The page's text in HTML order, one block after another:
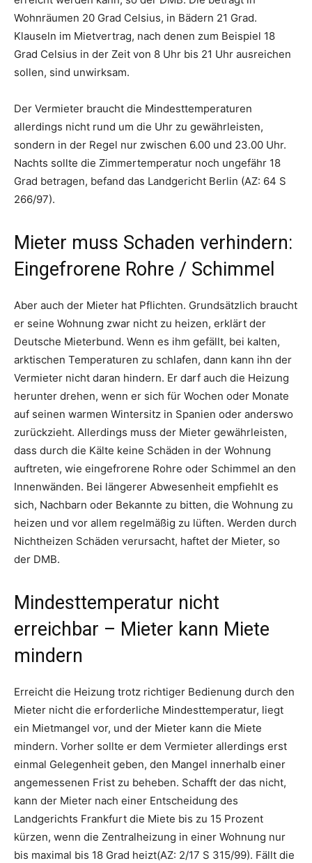
Wohnräumen 20 Grad Celsius, in Bädern 21 Grad.
Klauseln im Mietvertrag, nach denen zum Beispiel 18
Grad Celsius in der Zeit von 8 Uhr bis 21 Uhr ausreichen
sollen, sind unwirksam.
Der Vermieter braucht die Mindesttemperaturen
allerdings nicht rund um die Uhr zu gewährleisten,
sondern in der Regel nur zwischen 6.00 und 23.00 Uhr.
Nachts sollte die Zimmertemperatur noch ungefähr 18
Grad betragen, befand das Landgericht Berlin (AZ: 64 S
266/97).
Mieter muss Schaden verhindern:
Eingefrorene Rohre / Schimmel
Aber auch der Mieter hat Pflichten. Grundsätzlich braucht
er seine Wohnung zwar nicht zu heizen, erklärt der
Deutsche Mieterbund. Wenn es ihm gefällt, bei kalten,
arktischen Temperaturen zu schlafen, dann kann ihn der
Vermieter nicht daran hindern. Er darf auch die Heizung
herunter drehen, wenn er sich für Wochen oder Monate
auf seinen warmen Wintersitz in Spanien oder anderswo
zurückzieht. Allerdings muss der Mieter gewährleisten,
dass durch die Kälte keine Schäden in der Wohnung
auftreten, wie eingefrorene Rohre oder Schimmel an den
Innenwänden. Bei längerer Abwesenheit empfiehlt es
sich, Nachbarn oder Bekannte zu bitten, die Wohnung zu
heizen und vor allem regelmäßig zu lüften. Werden durch
Nichtheizen Schäden verursacht, haftet der Mieter, so
der DMB.
Mindesttemperatur nicht
erreichbar – Mieter kann Miete
mindern
Erreicht die Heizung trotz richtiger Bedienung durch den
Mieter nicht die erforderliche Mindesttemperatur, liegt
ein Mietmangel vor, und der Mieter kann die Miete
mindern. Vorher sollte er dem Vermieter allerdings erst
einmal Gelegenheit geben, den Mangel innerhalb einer
angemessenen Frist zu beheben. Schafft der das nicht,
kann der Mieter nach einer Entscheidung des
Landgerichts Frankfurt die Miete bis zu 15 Prozent
kürzen, wenn die Zentralheizung in einer Wohnung nur
bis maximal bis 18 Grad heizt(AZ: 2/17 S 315/99). Fällt die